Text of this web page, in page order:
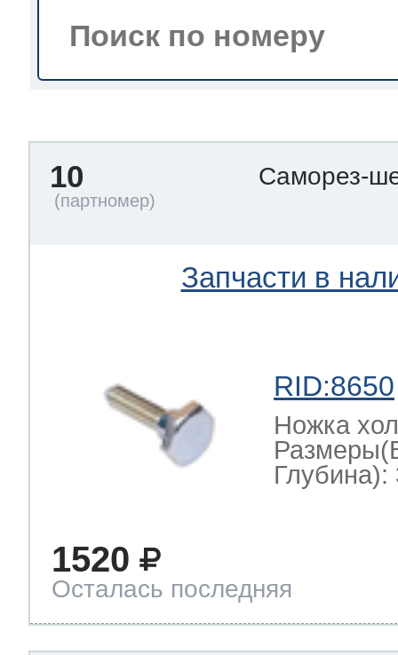
по уходу
10 Саморез-
Запчасти в
RID:8650
Ножка
Глубина):
1520
Осталась последняя